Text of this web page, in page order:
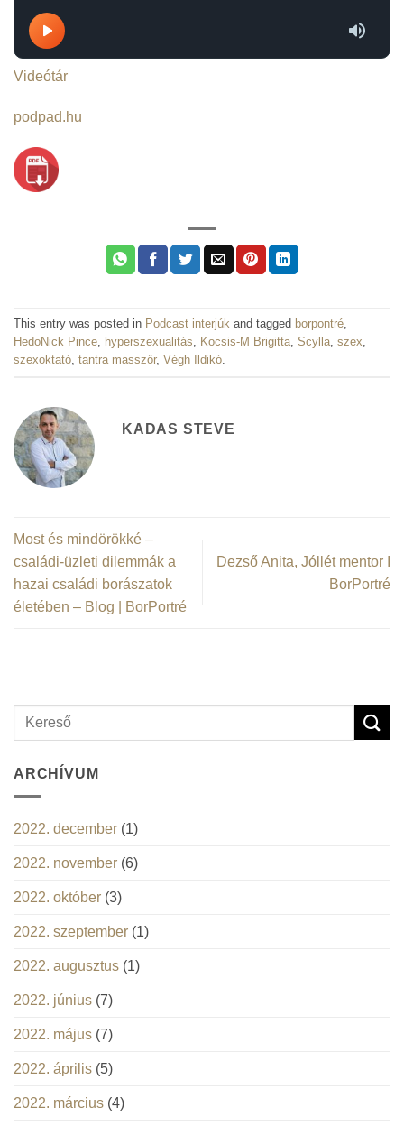
Videótár
podpad.hu
This entry was posted in Podcast interjúk and tagged borpontré
HedoNick Pince
hyperszexualitás Kocsis-M Brigitta Scylla szex
szexoktató tantra masszőr, Végh Ildikó
KADAS STEVE
Most és mindörökké –
családi-üzleti dilemmák a
hazai családi borászatok
életében – Blog | BorPortré
Dezső Anita, Jóllét mentor I
BorPortré
ARCHÍVUM
2022. december (1)
2022. november (6)
2022. október (3)
2022. szeptember (1)
2022. augusztus (1)
2022. június (7)
2022. május (7)
2022. április (5)
2022. március (4)